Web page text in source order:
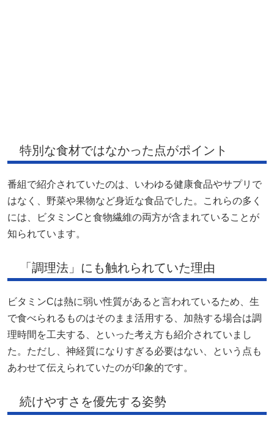
特別な食材ではなかった点がポイント
番組で紹介されていたのは、いわゆる健康食品やサプリで
はなく、野菜や果物など身近な食品でした。これらの多く
には、ビタミンCと食物繊維の両方が含まれていることが
知られています。
「調理法」にも触れられていた理由
ビタミンCは熱に弱い性質があると言われているため、生
で食べられるものはそのまま活用する、加熱する場合は調
理時間を工夫する、といった考え方も紹介されていまし
た。ただし、神経質になりすぎる必要はない、という点も
あわせて伝えられていたのが印象的です。
続けやすさを優先する姿勢